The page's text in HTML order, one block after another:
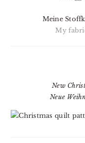
Meine
My
New
Neue